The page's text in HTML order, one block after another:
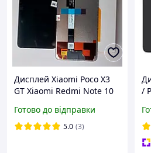
Дисплей Xiaomi Poco X3
GT Xiaomi Redmi Note 10
тачскріном Black
Готово до відправки
5.0 (3)
/